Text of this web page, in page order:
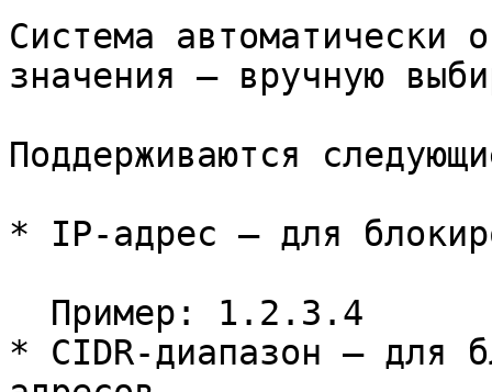
Система автоматически
значения — вручную
Поддерживаются
* IP-адрес — для
* CIDR-диапазон — для